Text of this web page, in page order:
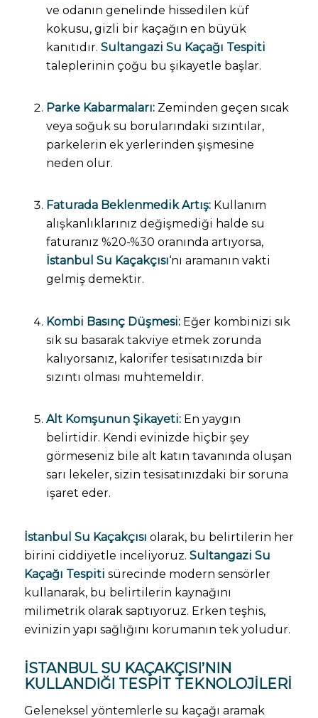
ve odanın genelinde hissedilen küf
kokusu, gizli bir kaçağın en büyük
kanıtıdır. Sultangazi Su Kaçağı Tespiti
taleplerinin çoğu bu şikayetle başlar.
Parke Kabarmaları:Zeminden geçen sıcak
veya soğuk su borularındaki sızıntılar,
parkelerin ek yerlerinden şişmesine
neden olur.
Faturada Beklenmedik Artış:Kullanım
alışkanlıklarınız değişmediği halde su
faturanız %20-%30 oranında artıyorsa,
İstanbul Su Kaçakçısı‘nı aramanın vakti
gelmiş demektir.
Kombi Basınç Düşmesi:Eğer kombinizi sık
sık su basarak takviye etmek zorunda
kalıyorsanız, kalorifer tesisatınızda bir
sızıntı olması muhtemeldir.
Alt Komşunun Şikayeti:En yaygın
belirtidir. Kendi evinizde hiçbir şey
görmeseniz bile alt katın tavanında oluşan
sarı lekeler, sizin tesisatınızdaki bir soruna
işaret eder.
İstanbul Su Kaçakçısı olarak, bu belirtilerin her
birini ciddiyetle inceliyoruz. Sultangazi Su
Kaçağı Tespiti sürecinde modern sensörler
kullanarak, bu belirtilerin kaynağını
milimetrik olarak saptıyoruz. Erken teşhis,
evinizin yapı sağlığını korumanın tek yoludur.
İSTANBUL SU KAÇAKÇISI’NIN
KULLANDIĞI TESPIT TEKNOLOJILERI
Geleneksel yöntemlerle su kaçağı aramak